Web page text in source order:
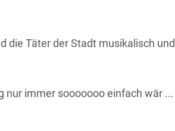
die Täter der Stadt musikalisch und
nur immer sooooooo einfach wär ...